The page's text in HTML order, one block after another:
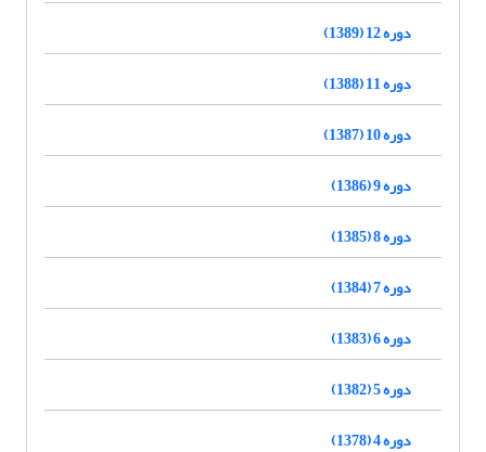
دوره 12 (1389)
دوره 11 (1388)
دوره 10 (1387)
دوره 9 (1386)
دوره 8 (1385)
دوره 7 (1384)
دوره 6 (1383)
دوره 5 (1382)
دوره 4 (1378)